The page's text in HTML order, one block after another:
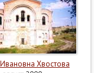
Хвостова